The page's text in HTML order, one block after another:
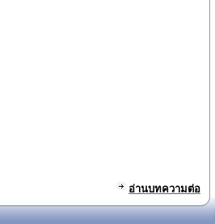
อ่านบทความต่อ